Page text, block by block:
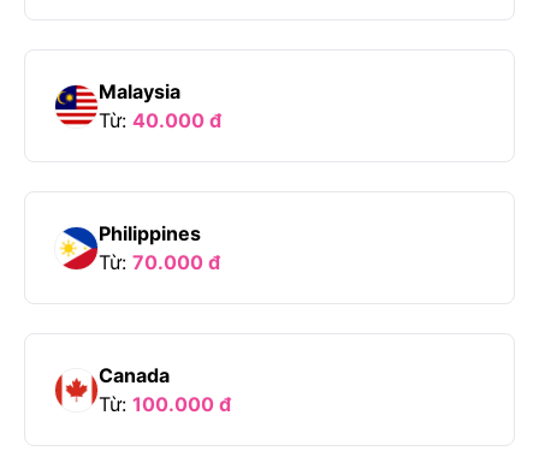
Malaysia
Từ: 40.000 đ
Philippines
Từ: 70.000 đ
Canada
Từ: 100.000 đ